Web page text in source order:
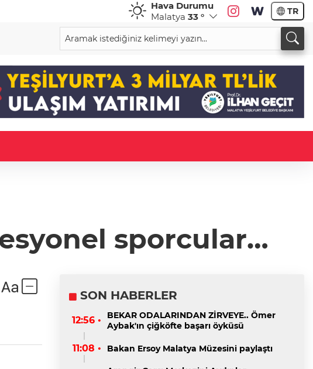
Hava Durumu
Malatya 33 ° TR
sporcular…
SON HABERLER
12:56 •
BEKAR ODALARINDAN ZİRVEYE.. Ömer
Aybak'ın çiğköfte başarı öyküsü
11:08 • Bakan Ersoy Malatya Müzesini paylaştı